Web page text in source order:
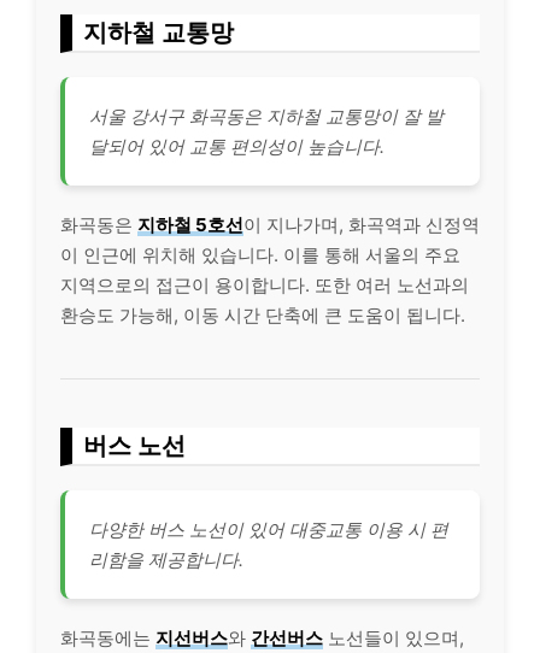
지하철 교통망
서울 강서구 화곡동은 지하철 교통망이 잘 발
달되어 있어 교통 편의성이 높습니다.
화곡동은 지하철 5호선이 지나가며, 화곡역과 신정역
이 인근에 위치해 있습니다. 이를 통해 서울의 주요
지역으로의 접근이 용이합니다. 또한 여러 노선과의
환승도 가능해, 이동 시간 단축에 큰 도움이 됩니다.
버스 노선
다양한 버스 노선이 있어 대중교통 이용 시 편
리함을 제공합니다.
화곡동에는 지선버스와 간선버스 노선들이 있으며,